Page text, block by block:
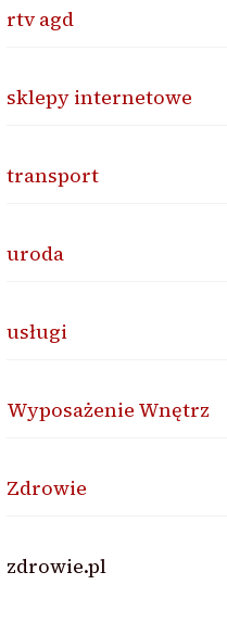
rtv agd
sklepy internetowe
transport
uroda
usługi
Wyposażenie Wnętrz
Zdrowie
zdrowie.pl